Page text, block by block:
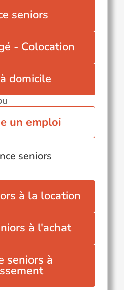
seniors
- Colocation
domicile
un emploi
seniors
à la location
à l'achat
seniors à